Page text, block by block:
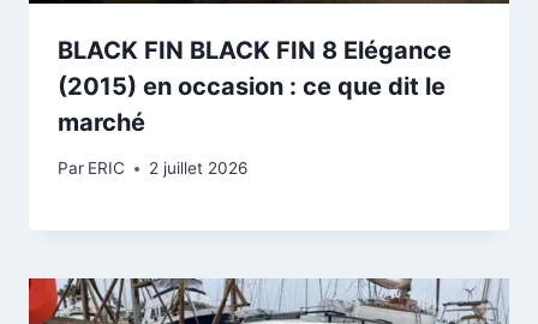
BLACK FIN BLACK FIN 8 Elégance
(2015) en occasion : ce que dit le
marché
Par ERIC 2 juillet 2026